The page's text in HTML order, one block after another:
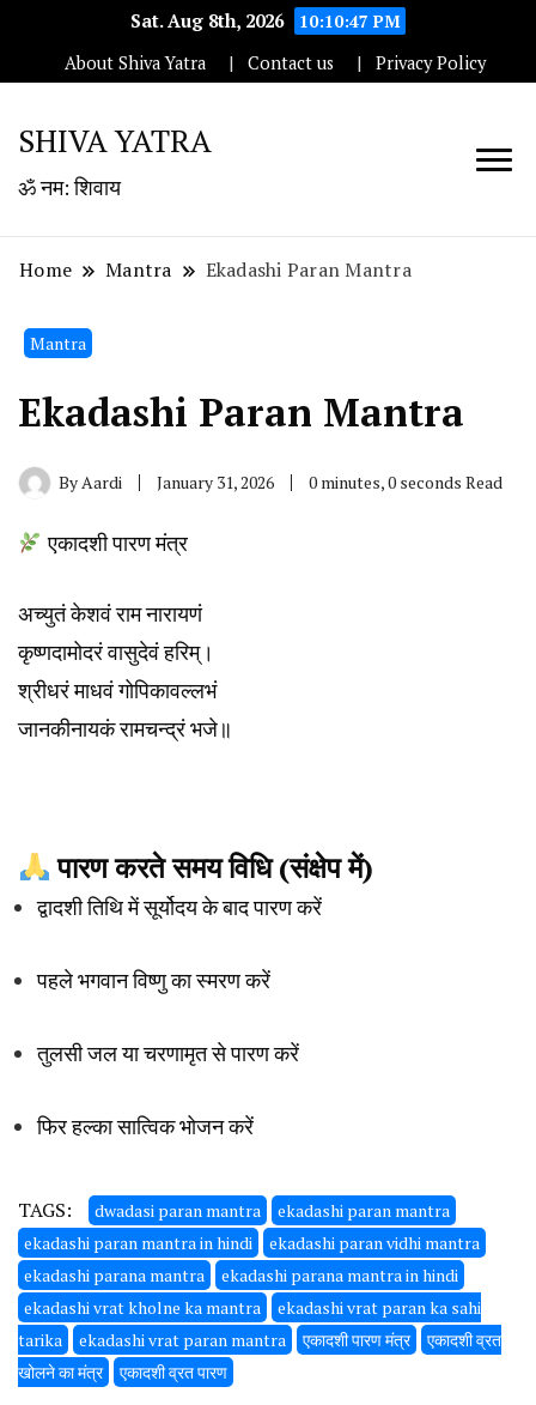
Sat. Aug 8th, 2026
10:10:48 PM
About Shiva Yatra
Contact us Privacy Policy
SHIVA YATRA
ॐ नम: शिवाय
Home Mantra Ekadashi Paran Mantra
Mantra
Ekadashi Paran Mantra
ByAardi January 31, 2026 0 minutes, 0 seconds Read
एकादशी पारण मंत्र
अच्युतं केशवं राम नारायणं
कृष्णदामोदरं वासुदेवं हरिम्।
श्रीधरं माधवं गोपिकावल्लभं
जानकीनायकं रामचन्द्रं भजे॥
पारण करते समय विधि (संक्षेप में)
द्वादशी तिथि में सूर्योदय के बाद पारण करें
पहले भगवान विष्णु का स्मरण करें
तुलसी जल या चरणामृत से पारण करें
फिर हल्का सात्विक भोजन करें
TAGS: dwadasi paran mantra
ekadashi paran mantra
ekadashi paran mantra in hindi
ekadashi paran vidhi mantra
ekadashi parana mantra
ekadashi parana mantra in hindi
ekadashi vrat kholne ka mantra
ekadashi vrat paran ka sahi
tarika
ekadashi vrat paran mantra एकादशी पारण मंत्र
एकादशी व्रत
खोलने का मंत्र
एकादशी व्रत पारण